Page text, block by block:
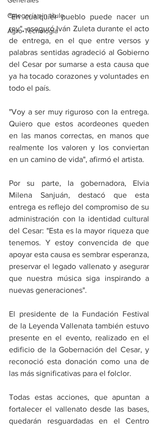
Categoría sin título
Agro-Tecnología
"En cualquier pueblo puede nacer un
rey", aseguró Iván Zuleta durante el acto
de entrega, en el que entre versos y
palabras sentidas agradeció al Gobierno
del Cesar por sumarse a esta causa que
ya ha tocado corazones y voluntades en
todo el país.
"Voy a ser muy riguroso con la entrega.
Quiero que estos acordeones queden
en las manos correctas, en manos que
realmente los valoren y los conviertan
en un camino de vida", afirmó el artista.
Por su parte, la gobernadora, Elvia
Milena Sanjuán, destacó que esta
entrega es reflejo del compromiso de su
administración con la identidad cultural
del Cesar: "Esta es la mayor riqueza que
tenemos. Y estoy convencida de que
apoyar esta causa es sembrar esperanza,
preservar el legado vallenato y asegurar
que nuestra música siga inspirando a
nuevas generaciones".
El presidente de la Fundación Festival
de la Leyenda Vallenata también estuvo
presente en el evento, realizado en el
edificio de la Gobernación del Cesar, y
reconoció esta donación como una de
las más significativas para el folclor.
Todas estas acciones, que apuntan a
fortalecer el vallenato desde las bases,
quedarán resguardadas en el Centro